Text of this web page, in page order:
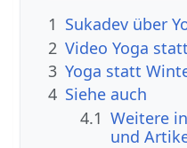
1 Sukadev über
2 Video Yoga
3 Yoga statt
4 Siehe auch
4.1 Weitere
und